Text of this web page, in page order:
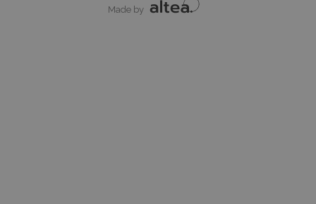
Made by